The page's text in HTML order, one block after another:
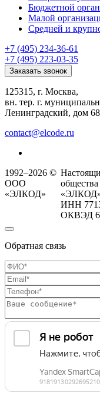
Бюджетной
Малой
Средней и
+7 (495) 234-36-61
+7 (495) 223-03-35
Заказать звонок
125315, г. Москва,
вн. тер. г.
Ленинградский, дом
contact@elcode.ru
1992–2026 ©
ООО
«ЭЛКОД»
ИНН
ОКВЭД
Обратная связь